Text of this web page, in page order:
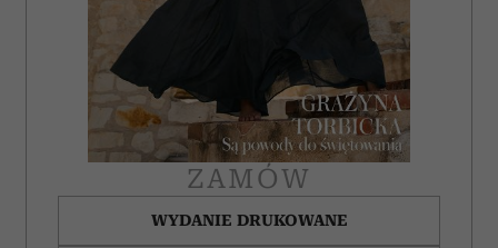
ZAMÓW
WYDANIE DRUKOWANE